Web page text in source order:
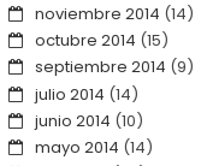
noviembre 2014 (14)
octubre 2014 (15)
septiembre 2014 (9)
julio 2014 (14)
junio 2014 (10)
mayo 2014 (14)